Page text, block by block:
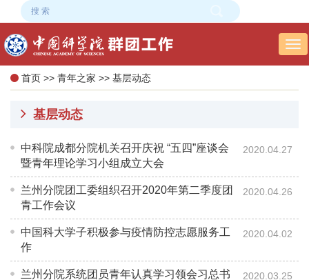
首页 >> 青年之家 >> 基层动态
基层动态
中科院成都分院机关召开庆祝 “五四”座谈会
暨青年理论学习小组成立大会
2020.04.27
兰州分院团工委组织召开2020年第二季度团
青工作会议
2020.04.26
中国科大学子积极参与疫情防控志愿服务工
作
2020.04.02
兰州分院系统团员青年认真学习领会习总书
2020.03.25